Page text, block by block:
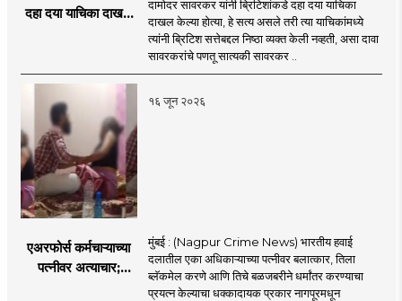
दहा दया याचिका दाखल
निष्ठा व्यक्त केली नाही’!
पणतू सात्यकी सावरकर
यांनी न्यायालयात सादर
केला दावा
दामोदर सावरकर यांनी ब्रिटिशांकडे दहा दया याचिका
दाखल केल्या होत्या, हे सत्य असले तरी त्या याचिकांमध्ये
त्यांनी ब्रिटिश सत्तेबद्दल निष्ठा व्यक्त केली नव्हती, असा दावा
सावरकरांचे पणतू सात्यकी सावरकर ..
१६ जून २०२६
एअरफोर्स कर्मचाऱ्याच्या
पत्नीवर अत्याचार;
मुंबई : (Nagpur Crime News) भारतीय हवाई
दलातील एका अधिकाऱ्याच्या पत्नीवर बलात्कार, तिला
ब्लॅकमेल करणे आणि तिचे बळजबरीने धर्मांतर करण्याचा
प्रयत्न केल्याचा धक्कादायक प्रकार नागपूरमधून